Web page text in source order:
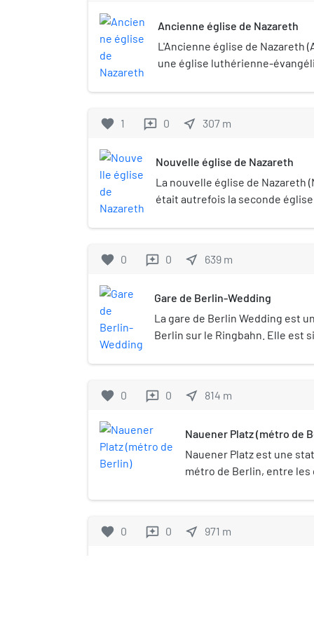
Ancienne église de Nazareth
L'Ancienne église de Nazareth
une église luthérienne-
Friedrich Schinkel entre 1832 et
favorite 1 reviews 0 near_me 307 m
Nouvelle église de Nazareth
La nouvelle église de Nazareth
était autrefois la seconde
Berlin, avec la première, l'
milieu nord de la Leopoldplatz
C'est aujourd'hui une église
favorite 0 reviews 0 near_me 639 m
Gare de Berlin-Wedding
La gare de Berlin Wedding est
Berlin sur le Ringbahn. Elle est
mai 1872, il s'agit de la plus
favorite 0 reviews 0 near_me 814 m
Nauener Platz (métro de
Nauener Platz est une
métro de Berlin, entre les
favorite 0 reviews 0 near_me 971 m